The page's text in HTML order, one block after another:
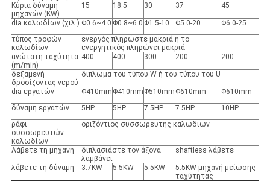
Κύρια δύναμη
μηχανών (KW)
15 18.5 30 37 45
dia καλωδίων (χιλ.) Φ0.6~4.0 Φ0.8~6.0 Φ1.5-10 Φ5.0-20
Φ6.0-25
τύπος τροφών
καλωδίων
ενεργός πληρώστε μακριά ή το
ενεργητικός πληρώνει μακριά
ανώτατη ταχύτητα
(m/min)
400 400 300 200 200
δεξαμενή
δροσίζοντας νερού
δίπλωμα του τύπου W ή του τύπου του U
dia εργατών Φ410mm Φ410mm Φ510mm Φ610mm
Φ610mm
δύναμη εργατών
5HP 5HP 7.5HP 7.5HP
10HP
ράφι
συσσωρευτών
καλωδίων
οριζόντιος συσσωρευτής καλωδίων
Λάβετε τη μηχανή
διπλασιάστε τον άξονα
λαμβάνει
shaftless λάβετε
λάβετε τη δύναμη 3.7KW 5.5KW 5.5KW
5.5KW μηχανή μείωσης
ταχύτητας